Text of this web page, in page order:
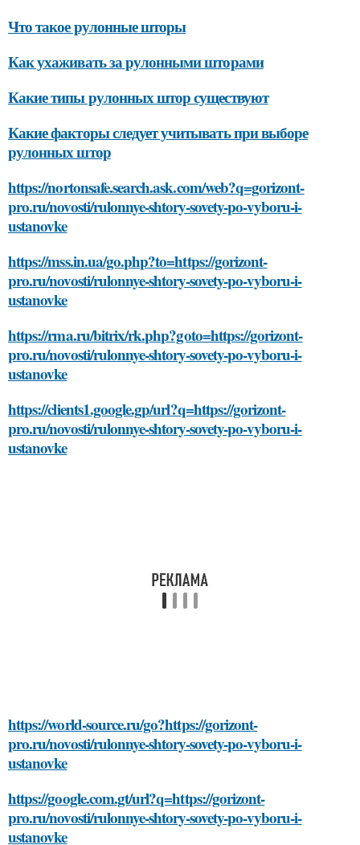
Что такое рулонные шторы
Как ухаживать за рулонными шторами
Какие типы рулонных штор существуют
Какие факторы следует учитывать при выборе
рулонных штор
https://nortonsafe.search.ask.com/web?q=gorizont-
pro.ru/novosti/rulonnye-shtory-sovety-po-vyboru-i-
ustanovke
https://mss.in.ua/go.php?to=https://gorizont-
pro.ru/novosti/rulonnye-shtory-sovety-po-vyboru-i-
ustanovke
https://rma.ru/bitrix/rk.php?goto=https://gorizont-
pro.ru/novosti/rulonnye-shtory-sovety-po-vyboru-i-
ustanovke
https://clients1.google.gp/url?q=https://gorizont-
pro.ru/novosti/rulonnye-shtory-sovety-po-vyboru-i-
ustanovke
https://world-source.ru/go?https://gorizont-
pro.ru/novosti/rulonnye-shtory-sovety-po-vyboru-i-
ustanovke
https://google.com.gt/url?q=https://gorizont-
pro.ru/novosti/rulonnye-shtory-sovety-po-vyboru-i-
ustanovke